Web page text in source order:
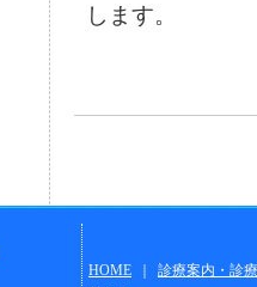
します。
HOME
診療案内・診